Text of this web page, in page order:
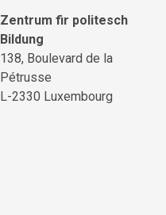
Zentrum fir politesch
Bildung
138, Boulevard de la
Pétrusse
L-2330 Luxembourg